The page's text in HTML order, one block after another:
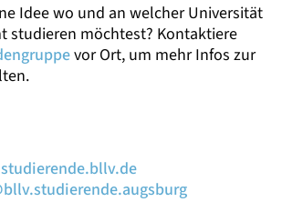
Idee wo und an welcher Universität
studieren möchtest? Kontaktiere
vor Ort, um mehr Infos zur